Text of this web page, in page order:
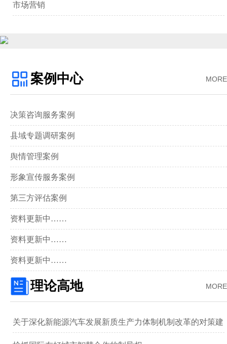
市场营销
MORE
案例中心
决策咨询服务案例
县域专题调研案例
舆情管理案例
形象宣传服务案例
第三方评估案例
资料更新中……
资料更新中……
资料更新中……
MORE
理论高地
关于深化新能源汽车发展新质生产力体制机制改革的对策建
议 ——以广汽集团为例